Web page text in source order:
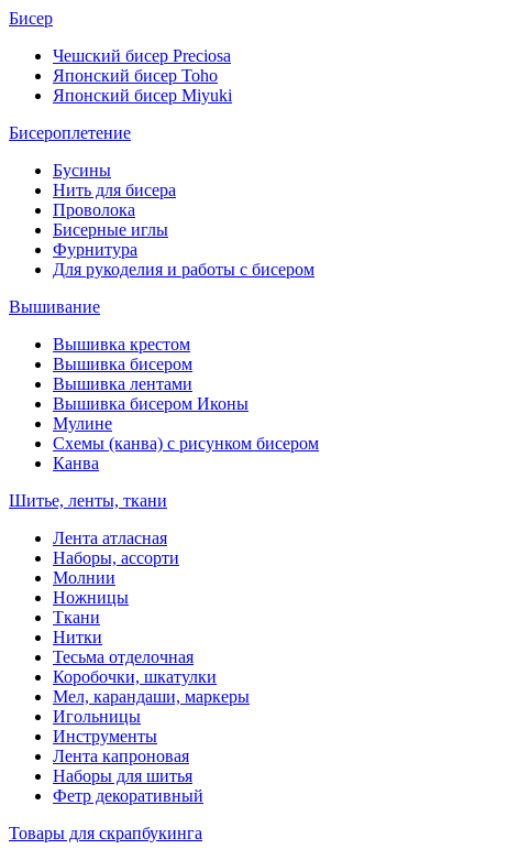
Бисер
Чешский бисер Preciosa
Японский бисер Toho
Японский бисер Miyuki
Бисероплетение
Бусины
Нить для бисера
Проволока
Бисерные иглы
Фурнитура
Для рукоделия и работы с бисером
Вышивание
Вышивка крестом
Вышивка бисером
Вышивка лентами
Вышивка бисером Иконы
Мулине
Схемы (канва) с рисунком бисером
Канва
Шитье, ленты, ткани
Лента атласная
Наборы, ассорти
Молнии
Ножницы
Ткани
Нитки
Тесьма отделочная
Коробочки, шкатулки
Мел, карандаши, маркеры
Игольницы
Инструменты
Лента капроновая
Наборы для шитья
Фетр декоративный
Товары для скрапбукинга